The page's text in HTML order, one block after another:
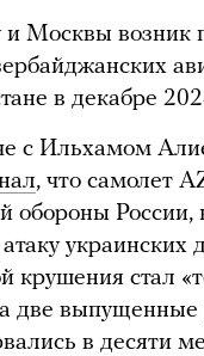
Москвы возник
в декабре
с Ильхамом
, что самолет
обороны России,
украинских
крушения стал
две выпущенные
в десяти